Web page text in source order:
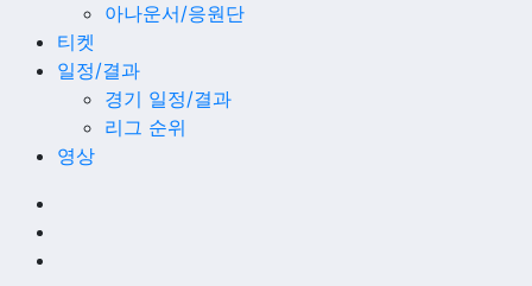
아나운서/응원단
티켓
일정/결과
경기 일정/결과
리그 순위
영상